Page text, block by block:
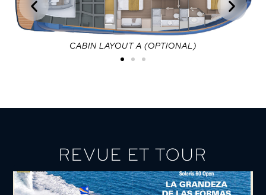
CABIN LAYOUT A (OPTIONAL)
REVUE ET TOUR